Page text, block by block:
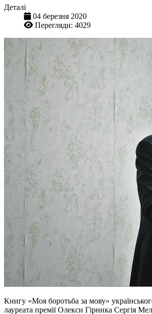
Деталі
04 березня 2020
Перегляди: 4029
Книгу «Моя боротьба за мову»
лауреата премії Олекси Гірника Сергія